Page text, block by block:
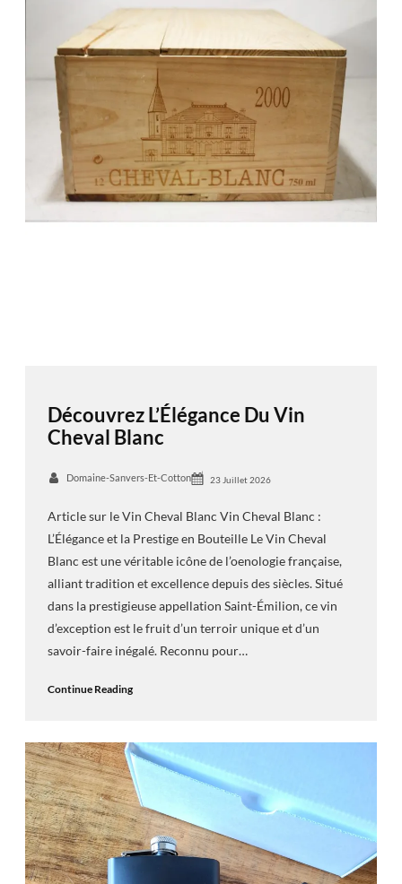
Découvrez L’Élégance Du Vin
Cheval Blanc
Domaine-Sanvers-Et-Cotton 23 Juillet 2026
Article sur le Vin Cheval Blanc Vin Cheval Blanc :
L’Élégance et la Prestige en Bouteille Le Vin Cheval
Blanc est une véritable icône de l’oenologie française,
alliant tradition et excellence depuis des siècles. Situé
dans la prestigieuse appellation Saint-Émilion, ce vin
d’exception est le fruit d’un terroir unique et d’un
savoir-faire inégalé. Reconnu pour…
Continue Reading